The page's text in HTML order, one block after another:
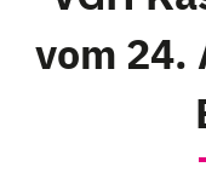
vom 24.